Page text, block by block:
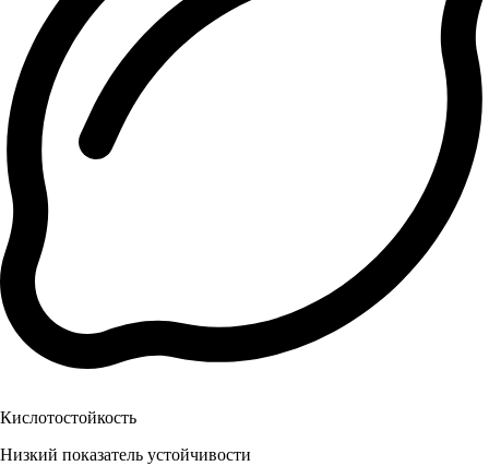
Кислотостойкость
Низкий показатель устойчивости